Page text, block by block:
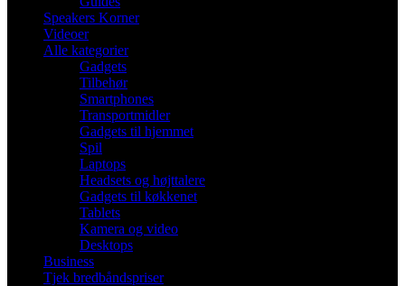
Speakers Korner
Videoer
Alle kategorier
Gadgets
Tilbehør
Smartphones
Transportmidler
Gadgets til hjemmet
Spil
Laptops
Headsets og højttalere
Gadgets til køkkenet
Tablets
Kamera og video
Desktops
Business
Tjek bredbåndspriser